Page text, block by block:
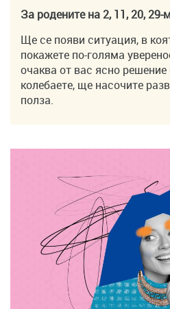
За родените на 2, 11, 20, 29-
Ще се появи ситуация, в
покажете по-голяма
очаква от вас ясно
колебаете, ще насочите
полза.